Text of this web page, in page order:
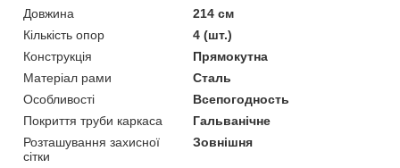
Довжина
214 см
Кількість опор
4 (шт.)
Конструкція
Прямокутна
Матеріал рами
Сталь
Особливості
Всепогодность
Покриття труби каркаса
Гальванічне
Розташування захисної
сітки
Зовнішня